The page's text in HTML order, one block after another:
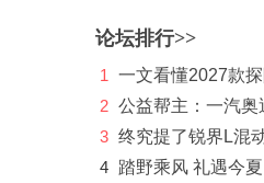
论坛排行>>
1
一文看懂2027款
2 公益帮主：一汽奥
3 终究提了锐界L混
4 踏野乘风 礼遇今